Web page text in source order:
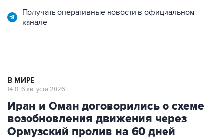
Получать оперативные новости в официальном
канале
В МИРЕ
14:11, 6 августа 2026
Иран и Оман договорились о схеме
возобновления движения через
Ормузский пролив на 60 дней